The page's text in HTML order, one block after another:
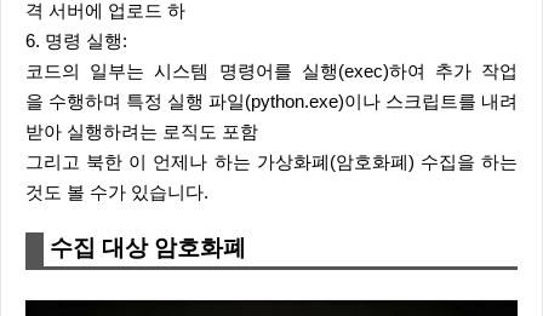
격 서버에 업로드 하
6. 명령 실행:
코드의 일부는 시스템 명령어를 실행(exec)하여 추가 작업
을 수행하며 특정 실행 파일(python.exe)이나 스크립트를 내려
받아 실행하려는 로직도 포함
그리고 북한 이 언제나 하는 가상화폐(암호화폐) 수집을 하는
것도 볼 수가 있습니다.
수집 대상 암호화폐